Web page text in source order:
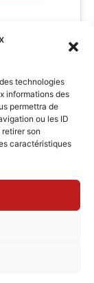
technologies
informations des
permettra de
ou les ID
son
caractéristiques